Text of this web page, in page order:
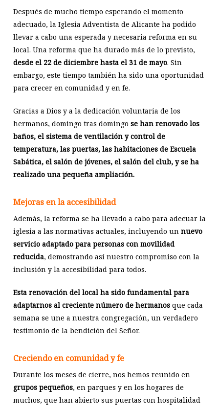
Después de mucho tiempo esperando el momento
adecuado, la Iglesia Adventista de Alicante ha podido
llevar a cabo una esperada y necesaria reforma en su
local. Una reforma que ha durado más de lo previsto,
desde el 22 de diciembre hasta el 31 de mayo. Sin
embargo, este tiempo también ha sido una oportunidad
para crecer en comunidad y en fe.
Gracias a Dios y a la dedicación voluntaria de los
hermanos, domingo tras domingo se han renovado los
baños, el sistema de ventilación y control de
temperatura, las puertas, las habitaciones de Escuela
Sabática, el salón de jóvenes, el salón del club, y se ha
realizado una pequeña ampliación.
Mejoras en la accesibilidad
Además, la reforma se ha llevado a cabo para adecuar la
iglesia a las normativas actuales, incluyendo un nuevo
servicio adaptado para personas con movilidad
reducida, demostrando así nuestro compromiso con la
inclusión y la accesibilidad para todos.
Esta renovación del local ha sido fundamental para
adaptarnos al creciente número de hermanosque cada
semana se une a nuestra congregación, un verdadero
testimonio de la bendición del Señor.
Creciendo en comunidad y fe
Durante los meses de cierre, nos hemos reunido en
grupos pequeños, en parques y en los hogares de
muchos, que han abierto sus puertas con hospitalidad